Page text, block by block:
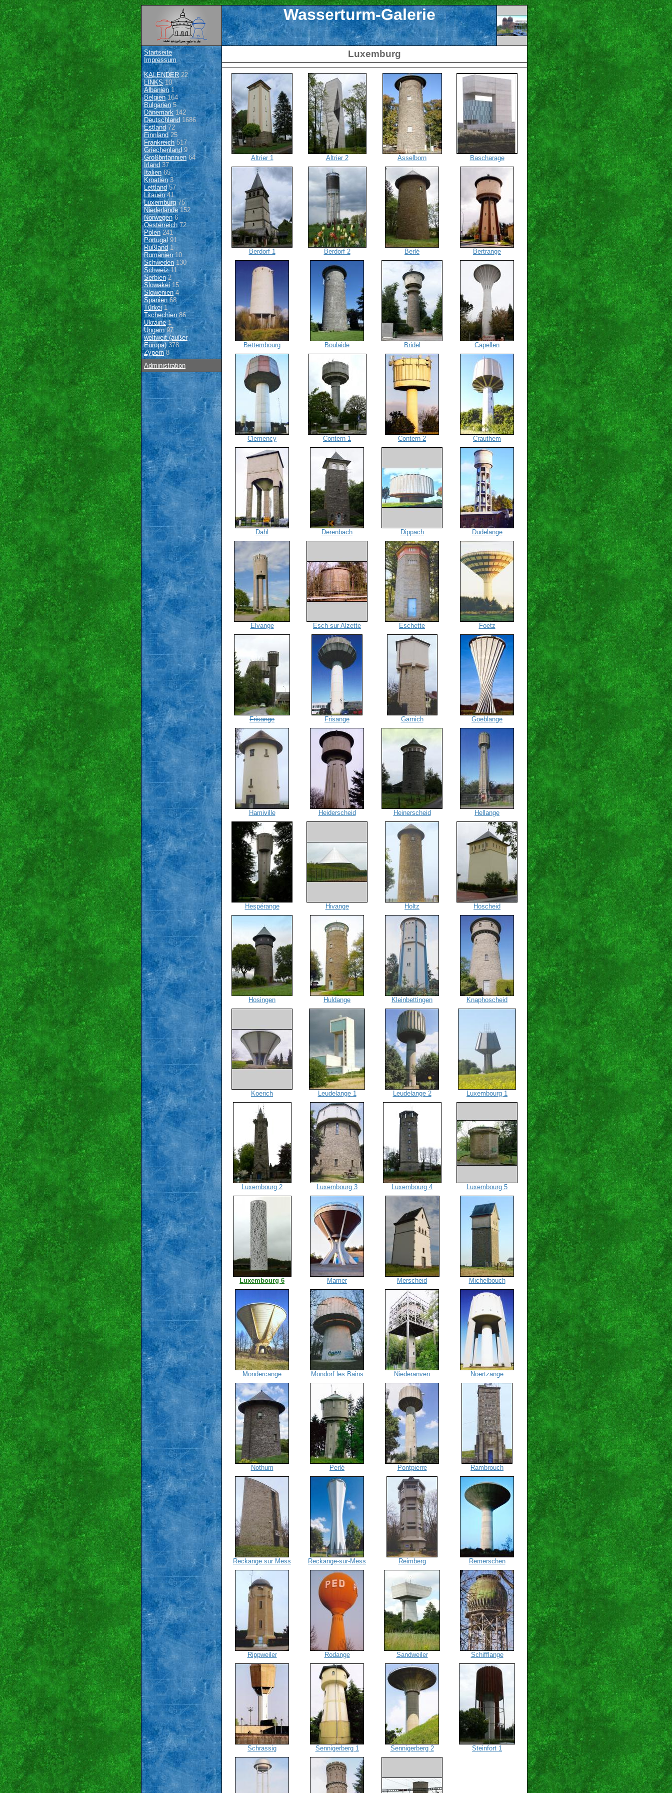
Wasserturm-Galerie
Startseite
Impressum
KALENDER22
LINKS10
Albanien1
Belgien164
Bulgarien 5
Dänemark142
Deutschland 1686
Estland 72
Finnland 25
Frankreich517
Griechenland9
Großbritannien64
Irland 37
Italien65
Kroatien3
Lettland57
Litauen41
Luxemburg 75
Niederlande152
Norwegen6
Oesterreich72
Polen 241
Portugal91
Rußland 1
Rumänien10
Schweden 130
Schweiz11
Serbien2
Slowakei15
Slowenien4
Spanien68
Türkei1
Tschechien 86
Ukraine1
Ungarn97
weltweit (außer
Europa)378
Zypern8
Administration
Luxemburg
Altrier 1 Altrier 2 Asselborn Bascharage
Berdorf 1 Berdorf 2 Berlé Bertrange
Bettembourg Boulaide Bridel Capellen
Clemency Contern 1 Contern 2 Crauthem
Dahl Derenbach Dippach Dudelange
Elvange Esch sur Alzette Eschette Foetz
Frisange Frisange Garnich Goeblange
Hamiville Heiderscheid Heinerscheid Hellange
Hespérange Hivange Holtz Hoscheid
Hosingen Huldange Kleinbettingen Knaphoscheid
Koerich Leudelange 1 Leudelange 2 Luxembourg 1
Luxembourg 2 Luxembourg 3 Luxembourg 4 Luxembourg 5
Luxembourg 6 Mamer Merscheid Michelbouch
Mondercange Mondorf les Bains Niederanven Noertzange
Nothum Perlé Pontpierre Rambrouch
Reckange sur Mess Reckange-sur-Mess Reimberg Remerschen
Rippweiler Rodange Sandweiler Schifflange
Schrassig Sennigerberg 1 Sennigerberg 2 Steinfort 1